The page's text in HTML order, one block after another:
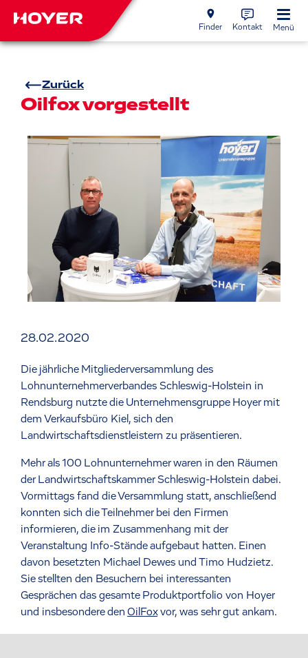
Finder Kontakt Menü
Zurück
Oilfox vorgestellt
28.02.2020
Die jährliche Mitgliederversammlung des
Lohnunternehmerverbandes Schleswig-Holstein in
Rendsburg nutzte die Unternehmensgruppe Hoyer mit
dem Verkaufsbüro Kiel, sich den
Landwirtschaftsdienstleistern zu präsentieren.
Mehr als 100 Lohnunternehmer waren in den Räumen
der Landwirtschaftskammer Schleswig-Holstein dabei.
Vormittags fand die Versammlung statt, anschließend
konnten sich die Teilnehmer bei den Firmen
informieren, die im Zusammenhang mit der
Veranstaltung Info-Stände aufgebaut hatten. Einen
davon besetzten Michael Dewes und Timo Hudzietz.
Sie stellten den Besuchern bei interessanten
Gesprächen das gesamte Produktportfolio von Hoyer
und insbesondere den OilFoxvor, was sehr gut ankam.